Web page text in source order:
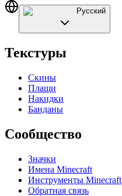
Русский
Текстуры
Скины
Плащи
Накидки
Банданы
Сообщество
Значки
Имена Minecraft
Инструменты Minecraft
Обратная связь